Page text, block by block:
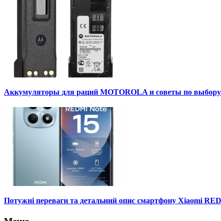
Аккумуляторы для раций MOTOROLA и советы по выбору
Потужні переваги та детальний опис смартфону Xiaomi